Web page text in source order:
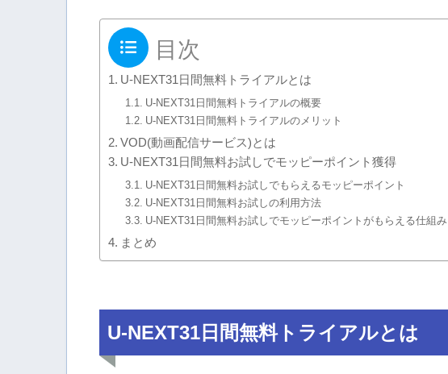
目次
U-NEXT31日間無料トライアルとは
U-NEXT31日間無料トライアルの概要
U-NEXT31日間無料トライアルのメリット
VOD(動画配信サービス)とは
U-NEXT31日間無料お試しでモッピーポイント獲得
U-NEXT31日間無料お試しでもらえるモッピーポイント
U-NEXT31日間無料お試しの利用方法
U-NEXT31日間無料お試しでモッピーポイントがもらえる仕組み
まとめ
U-NEXT31日間無料トライアルとは